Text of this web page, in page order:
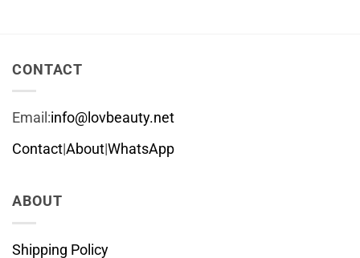
CONTACT
Email:info@lovbeauty.net
Contact|About|WhatsApp
ABOUT
Shipping Policy